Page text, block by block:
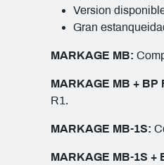
Version
Gran
MARKAGE MB:
MARKAGE MB + BP
R1.
MARKAGE MB-1S:
MARKAGE MB-1S +